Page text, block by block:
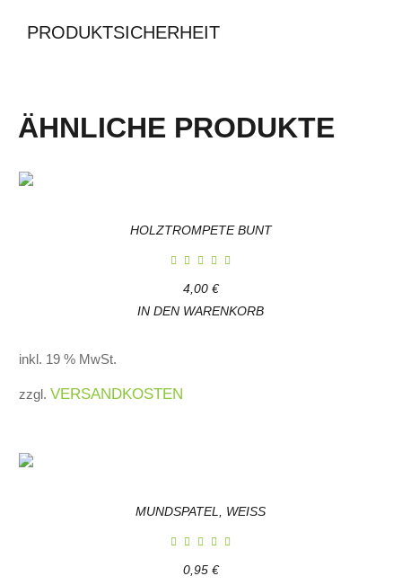
PRODUKTSICHERHEIT
ÄHNLICHE PRODUKTE
HOLZTROMPETE BUNT
4,00 €
IN DEN WARENKORB
inkl. 19 % MwSt.
zzgl.VERSANDKOSTEN
MUNDSPATEL, WEISS
0,95 €